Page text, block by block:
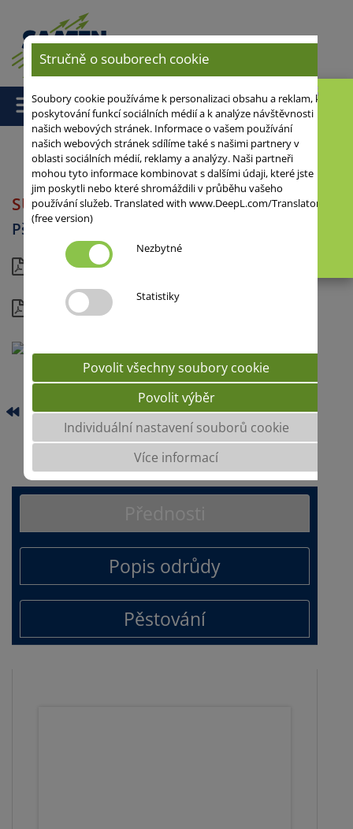
Domů/Pšenice/Pšenice ozimá hybridní/ SU HYTONI
SU HYTONIB/C
Pšenice ozimá hybridní
Aktuální list
Kompletní informace
SU HYSTORIC
Popis odrůdy
Pěstování
Stručně o souborech cookie
Soubory cookie používáme k personalizaci obsahu a reklam, k
poskytování funkcí sociálních médií a k analýze návštěvnosti
našich webových stránek. Informace o vašem používání
našich webových stránek sdílíme také s našimi partnery v
oblasti sociálních médií, reklamy a analýzy. Naši partneři
mohou tyto informace kombinovat s dalšími údaji, které jste
jim poskytli nebo které shromáždili v průběhu vašeho
používání služeb. Translated with www.DeepL.com/Translator
(free version)
Nezbytné
Statistiky
Povolit všechny soubory cookie
Povolit výběr
Individuální nastavení souborů cookie
Více informací